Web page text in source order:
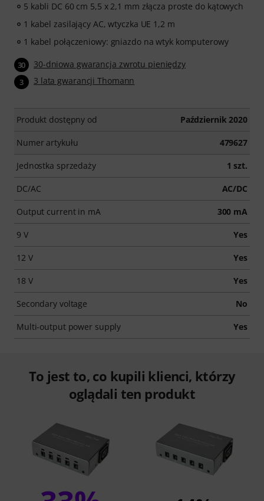
5 kabli DC 60 cm 5,5 x 2,1 mm złącza proste do kątowych
1 kabel zasilający AC, wtyczka UE 1,2 m
1 kabel połączeniowy: gniazdo na wtyk komputerowy
30 30-dniowa gwarancja zwrotu pieniędzy
3 3 lata gwarancji Thomann
Produkt dostępny od Październik 2020
Numer artykułu 479627
Jednostka sprzedaży 1 szt.
DC/AC AC/DC
Output current in mA 300 mA
9 V Yes
12 V Yes
18 V Yes
Secondary voltage No
Multi-output power supply Yes
To jest to, co kupili klienci, którzy
oglądali ten produkt